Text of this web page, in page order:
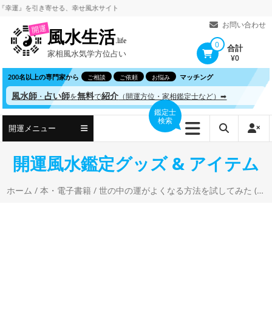
コ
ツ
へ
ス
ッ
を引き寄せる、幸せ風水サイト
お問い合わせ
開運風水生活.life
家相風水気学方位占い
0 合計
¥0
200名以上の専門家から ご相談 ご依頼 お悩み マッチング
風水師 ・占い師を無料で紹介 （開運方位・家相鑑定士など）➡
開運メニュー
鑑定士
検索
開運風水鑑定グッズ & アイテム
ホーム /本・電子書籍 / 世の中の運がよくなる方法を試してみた (運を引き寄せる実験) 櫻庭露樹 (著)